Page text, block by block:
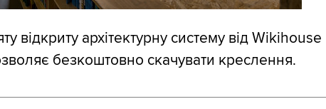
відкриту архітектурну систему від Wikihouse
безкоштовно скачувати креслення.